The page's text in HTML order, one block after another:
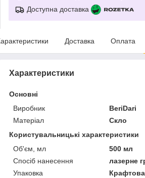
Доступна доставка
Доставка Оплата
Характеристики
Основні
Виробник
BeriDari
Матеріал
Скло
Користувальницькі характеристики
Об'єм, мл
500 мл
Спосіб нанесення
лазерне
Упаковка